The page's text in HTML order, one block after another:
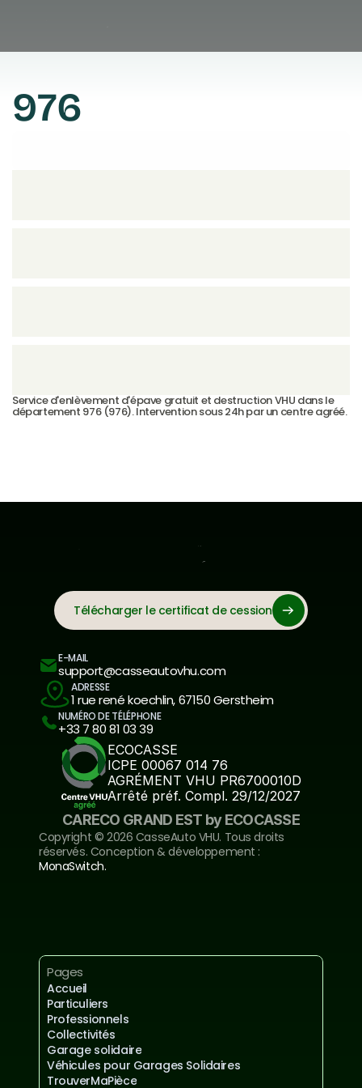
976
Service d'enlèvement d'épave gratuit et destruction VHU dans le
département 976 (976). Intervention sous 24h par un centre agréé.
Télécharger le certificat de cession
E-MAIL
support@casseautovhu.com
ADRESSE
1 rue rené koechlin, 67150 Gerstheim
NUMÉRO DE TÉLÉPHONE
+33 7 80 81 03 39
ECOCASSE
ICPE 00067 014 76
AGRÉMENT VHU PR6700010D
Arrêté préf. Compl. 29/12/2027
CARECO GRAND EST by ECOCASSE
Copyright ©️ 2026 CasseAuto VHU. Tous droits
MonaSwitch.
Pages
Accueil
Particuliers
Professionnels
Collectivités
Garage solidaire
Véhicules pour Garages Solidaires
TrouverMaPièce
Mentions légales et confidentialités